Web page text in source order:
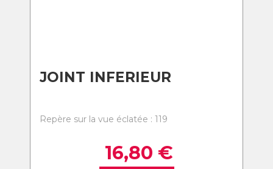
JOINT INFERIEUR
Repère sur la vue éclatée : 119
16,80 €